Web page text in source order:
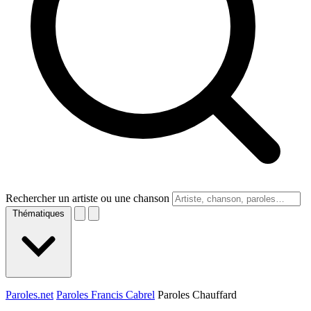
Rechercher un artiste ou une chanson
Thématiques
Paroles.net Paroles Francis Cabrel Paroles Chauffard